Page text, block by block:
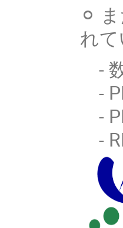
⚪︎
れて
-
-
-
-